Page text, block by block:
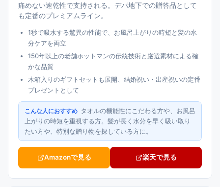
痛めない速乾性で支持される。デパ地下での贈答品として
も定番のプレミアムライン。
1秒で吸水する驚異の性能で、お風呂上がりの時短と髪の水
分ケアを両立
150年以上の老舗ホットマンの伝統技術と厳選素材による確
かな品質
木箱入りのギフトセットも展開、結婚祝い・出産祝いの定番
プレゼントとして
こんな人におすすめ タオルの機能性にこだわる方や、お風呂
上がりの時短を重視する方。髪が長く水分を早く吸い取り
たい方や、特別な贈り物を探している方に。
Amazonで見る 楽天で見る